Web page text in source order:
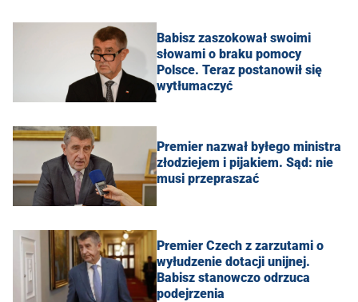
Babisz zaszokował swoimi
słowami o braku pomocy
Polsce. Teraz postanowił się
wytłumaczyć
Premier nazwał byłego ministra
złodziejem i pijakiem. Sąd: nie
musi przepraszać
Premier Czech z zarzutami o
wyłudzenie dotacji unijnej.
Babisz stanowczo odrzuca
podejrzenia